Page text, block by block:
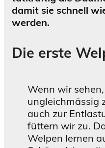
a
e
l
a
B
o
n
t
u
r
d
n
g
e
h
ö
r
a
y
u
J
a
damit sie schnell
werden.
Die erste
Wenn wir
ungleichmässig
auch zur
füttern wir zu.
Welpen lernen